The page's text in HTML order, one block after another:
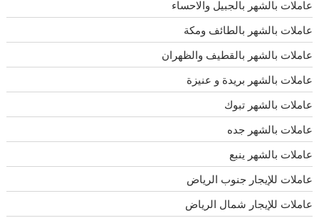
عاملات بالشهر بالجبيل والاحساء
عاملات بالشهر بالطائف ومكة
عاملات بالشهر بالقطيف والظهران
عاملات بالشهر بريدة و عنيزة
عاملات بالشهر تبوك
عاملات بالشهر جده
عاملات بالشهر ينبع
عاملات للإيجار جنوب الرياض
عاملات للإيجار شمال الرياض